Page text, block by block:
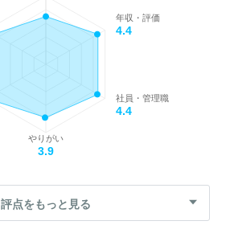
年収・評価
4.4
社員・管理職
4.4
やりがい
3.9
評点をもっと見る